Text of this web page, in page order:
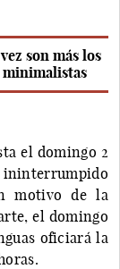
son más los
minimalistas
el domingo 2
motivo de la
el domingo
oficiará la